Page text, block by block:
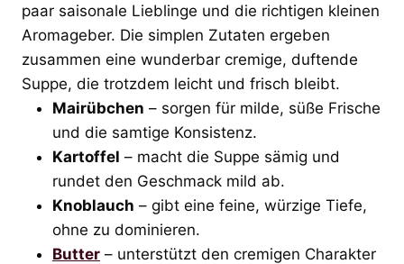
paar saisonale Lieblinge und die richtigen kleinen
Aromageber. Die simplen Zutaten ergeben
zusammen eine wunderbar cremige, duftende
Suppe, die trotzdem leicht und frisch bleibt.
Mairübchen – sorgen für milde, süße Frische
und die samtige Konsistenz.
Kartoffel – macht die Suppe sämig und
rundet den Geschmack mild ab.
Knoblauch – gibt eine feine, würzige Tiefe,
ohne zu dominieren.
Butter – unterstützt den cremigen Charakter